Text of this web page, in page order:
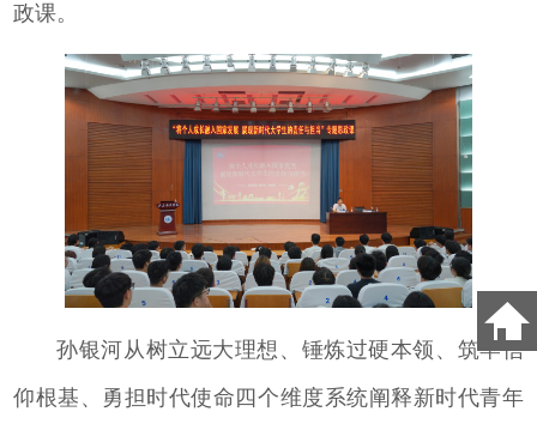
政课。
孙银河从树立远大理想、锤炼过硬本领、筑牢信
仰根基、勇担时代使命四个维度系统阐释新时代青年